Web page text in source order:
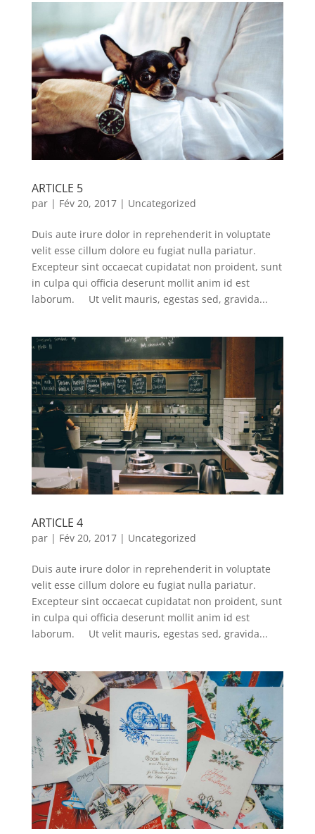
ARTICLE 5
par | Fév 20, 2017| Uncategorized
Duis aute irure dolor in reprehenderit in voluptate
velit esse cillum dolore eu fugiat nulla pariatur.
Excepteur sint occaecat cupidatat non proident, sunt
in culpa qui officia deserunt mollit anim id est
laborum. Ut velit mauris, egestas sed, gravida...
ARTICLE 4
par | Fév 20, 2017| Uncategorized
Duis aute irure dolor in reprehenderit in voluptate
velit esse cillum dolore eu fugiat nulla pariatur.
Excepteur sint occaecat cupidatat non proident, sunt
in culpa qui officia deserunt mollit anim id est
laborum. Ut velit mauris, egestas sed, gravida...